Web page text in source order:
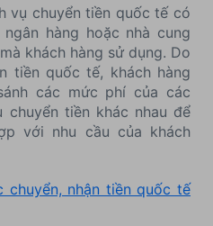
vụ chuyển tiền quốc tế có
hàng hoặc nhà cung
khách hàng sử dụng. Do
tiền quốc tế, khách hàng
các mức phí của các
chuyển tiền khác nhau để
với nhu cầu của khách
chuyển, nhận tiền quốc tế